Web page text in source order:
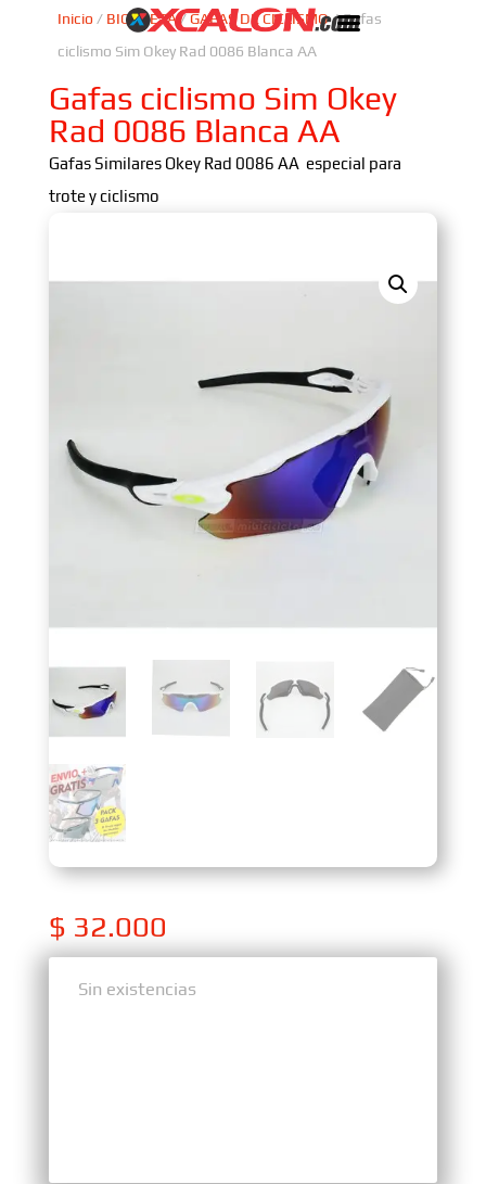
Inicio / BICICLETA/GAFAS DE CICLISMO/ Gafas
ciclismo Sim Okey Rad 0086 Blanca AA
Gafas ciclismo Sim Okey
Rad 0086 Blanca AA
Gafas Similares Okey Rad 0086 AA especial para
trote y ciclismo
$ 32.000
Sin existencias
Sin existencias